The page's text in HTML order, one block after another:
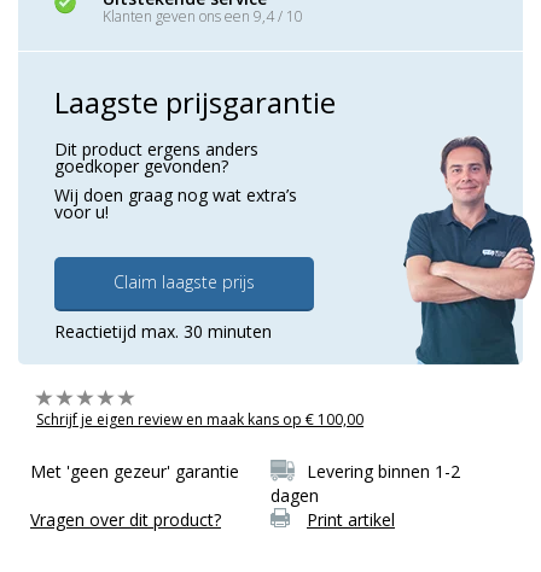
Klanten geven ons een 9,4 / 10
Laagste prijsgarantie
Dit product ergens anders
goedkoper gevonden?
Wij doen graag nog wat extra’s
voor u!
Claim laagste prijs
Reactietijd max. 30 minuten
Schrijf je eigen review en maak kans op € 100,00
Met 'geen gezeur' garantie
Levering binnen 1-2
dagen
Vragen over dit product?
Print artikel